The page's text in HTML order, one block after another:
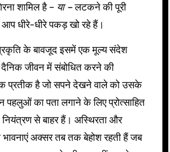
शामिल है – या –लटकने की पूरी
धीरे-धीरे पकड़ खो रहे हैं।
के बावजूद इसमें एक मूल्य संदेश
जीवन में संबोधित करने की
प्रतीक है जो सपने देखने वाले को उसके
का पता लगाने के लिए प्रोत्साहित
नियंत्रण से बाहर हैं। अस्थिरता और
भावनाएं अक्सर तब तक बेहोश रहती हैं जब